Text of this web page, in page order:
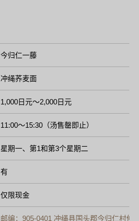
今归仁一藤
冲绳荞麦面
1,000日元～2,000日元
11:00～15:30（汤售罄即止）
星期一、第1和第3个星期二
有
仅限现金
邮编：905-0401 冲绳县国头郡今归仁村仲